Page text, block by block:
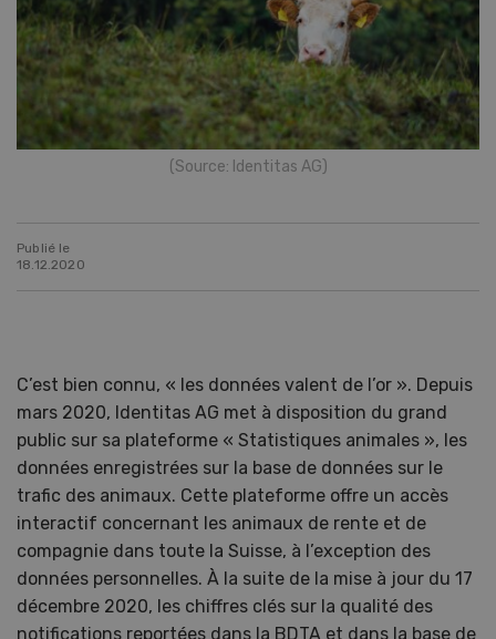
(Source: Identitas AG)
Publié le
18.12.2020
C’est bien connu, « les données valent de l’or ». Depuis
mars 2020, Identitas AG met à disposition du grand
public sur sa plateforme « Statistiques animales », les
données enregistrées sur la base de données sur le
trafic des animaux. Cette plateforme offre un accès
interactif concernant les animaux de rente et de
compagnie dans toute la Suisse, à l’exception des
données personnelles. À la suite de la mise à jour du 17
décembre 2020, les chiffres clés sur la qualité des
notifications reportées dans la BDTA et dans la base de